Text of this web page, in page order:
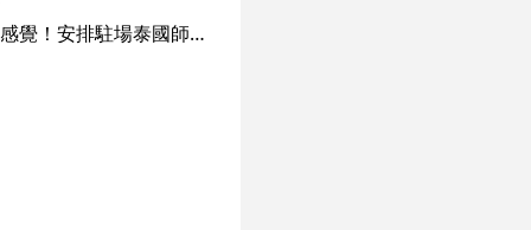
藏滿足的服務宗旨係以客為先，給顧客家的感覺，在尖沙咀的鬧市裡帶給客人全新的親民感覺！安排駐場泰國師傅，全新泰式裝修，令客人感受身處泰國Spa嘅relax感覺！